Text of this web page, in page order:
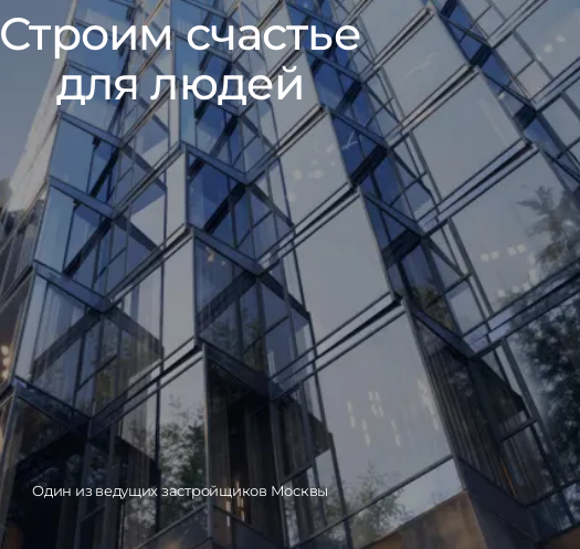
Строим счастье
для людей
Один из ведущих застройщиков Москвы